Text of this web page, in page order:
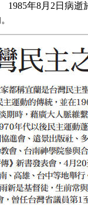
1985年8月2日病